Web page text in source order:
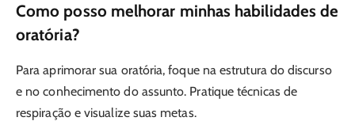
Como posso melhorar minhas habilidades de
oratória?
Para aprimorar sua oratória, foque na estrutura do discurso
e no conhecimento do assunto. Pratique técnicas de
respiração e visualize suas metas.